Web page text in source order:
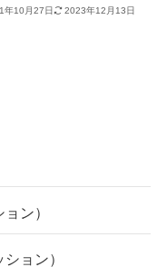
年10月27日 2023年12月13日
ン）
ョン）